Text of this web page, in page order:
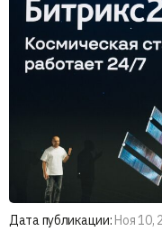
Дата публикации: Ноя 10,